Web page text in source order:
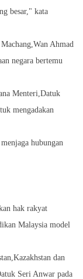
besar," kata
Ahmad
negara bertemu
Menteri,Datuk
mengadakan
hubungan
hak rakyat
Malaysia model
dan
Seri Anwar pada